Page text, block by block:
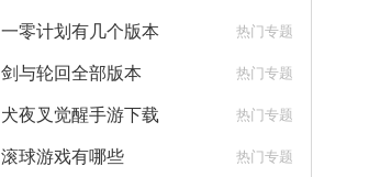
一零计划有几个版本 热门专题
剑与轮回全部版本 热门专题
犬夜叉觉醒手游下载 热门专题
滚球游戏有哪些 热门专题